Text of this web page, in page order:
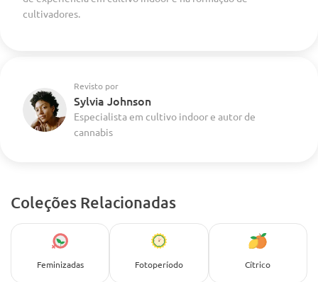
cultivadores.
Revisto por
Sylvia Johnson
Especialista em cultivo indoor e autor de
cannabis
Coleções Relacionadas
Feminizadas Fotoperíodo Cítrico